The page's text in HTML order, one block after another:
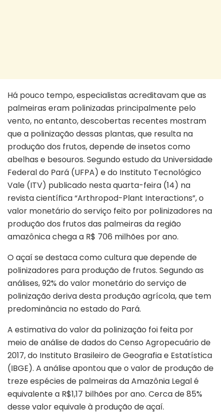
Há pouco tempo, especialistas acreditavam que as
palmeiras eram polinizadas principalmente pelo
vento, no entanto, descobertas recentes mostram
que a polinização dessas plantas, que resulta na
produção dos frutos, depende de insetos como
abelhas e besouros. Segundo estudo da Universidade
Federal do Pará (UFPA) e do Instituto Tecnológico
Vale (ITV) publicado nesta quarta-feira (14) na
revista científica “Arthropod-Plant Interactions”, o
valor monetário do serviço feito por polinizadores na
produção dos frutos das palmeiras da região
amazônica chega a R$ 706 milhões por ano.
O açaí se destaca como cultura que depende de
polinizadores para produção de frutos. Segundo as
análises, 92% do valor monetário do serviço de
polinização deriva desta produção agrícola, que tem
predominância no estado do Pará.
A estimativa do valor da polinização foi feita por
meio de análise de dados do Censo Agropecuário de
2017, do Instituto Brasileiro de Geografia e Estatística
(IBGE). A análise apontou que o valor de produção de
treze espécies de palmeiras da Amazônia Legal é
equivalente a R$1,17 bilhões por ano. Cerca de 85%
desse valor equivale à produção de açaí.